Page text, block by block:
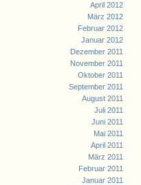
April 2012
März 2012
Februar 2012
Januar 2012
Dezember 2011
November 2011
Oktober 2011
September 2011
August 2011
Juli 2011
Juni 2011
Mai 2011
April 2011
März 2011
Februar 2011
Januar 2011